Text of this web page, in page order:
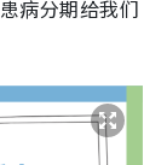
病分期给我们